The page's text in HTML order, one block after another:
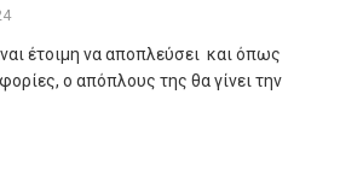
έτοιμη να αποπλεύσει και όπως
ο απόπλους της θα γίνει την